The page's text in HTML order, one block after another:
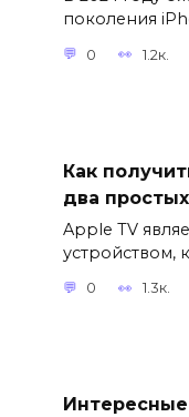
поколения
0 1.2к.
Как
два
Apple TV
устройством,
0 1.3к.